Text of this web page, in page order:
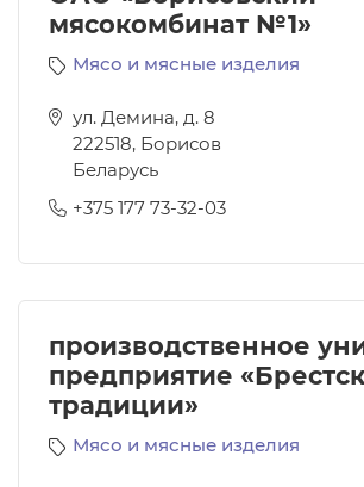
мясокомбинат №1»
Мясо и мясные изделия
ул. Демина, д. 8
222518, Борисов
Беларусь
+375 177 73-32-03
производственное
предприятие
традиции»
Мясо и мясные изделия